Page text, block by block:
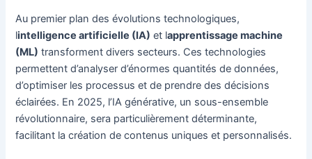
Au premier plan des évolutions technologiques,
lintelligence artificielle (IA) et lapprentissage machine
(ML) transforment divers secteurs. Ces technologies
permettent d’analyser d’énormes quantités de données,
d’optimiser les processus et de prendre des décisions
éclairées. En 2025, l’IA générative, un sous-ensemble
révolutionnaire, sera particulièrement déterminante,
facilitant la création de contenus uniques et personnalisés.